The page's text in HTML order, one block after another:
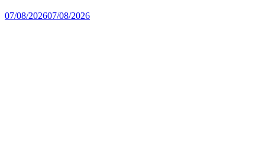
07/08/202607/08/2026